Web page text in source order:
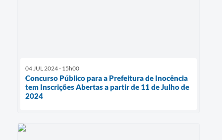
04 JUL 2024 - 15h00
Concurso Público para a Prefeitura de Inocência
tem Inscrições Abertas a partir de 11 de Julho de
2024